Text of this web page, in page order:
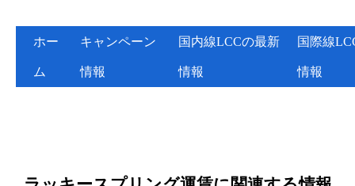
ホー
ム
キャンペーン
情報
国内線LCCの最新
情報
国際線
情報